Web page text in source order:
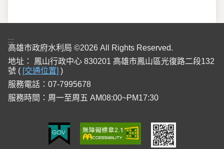
:::
高雄市政府水利局 ©2026 All Rights Reserved.
地址：
鳳山行政中心 830201 高雄市鳳山區光復路二段132
號 ( [交通位置] )
服務電話：07-7995678
服務時間：周一至周五 AM08:00~PM17:30